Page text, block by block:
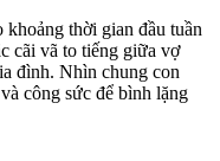
thời gian đầu tuần
cãi vã to tiếng giữa vợ
đình. Nhìn chung con
công sức để bình lặng